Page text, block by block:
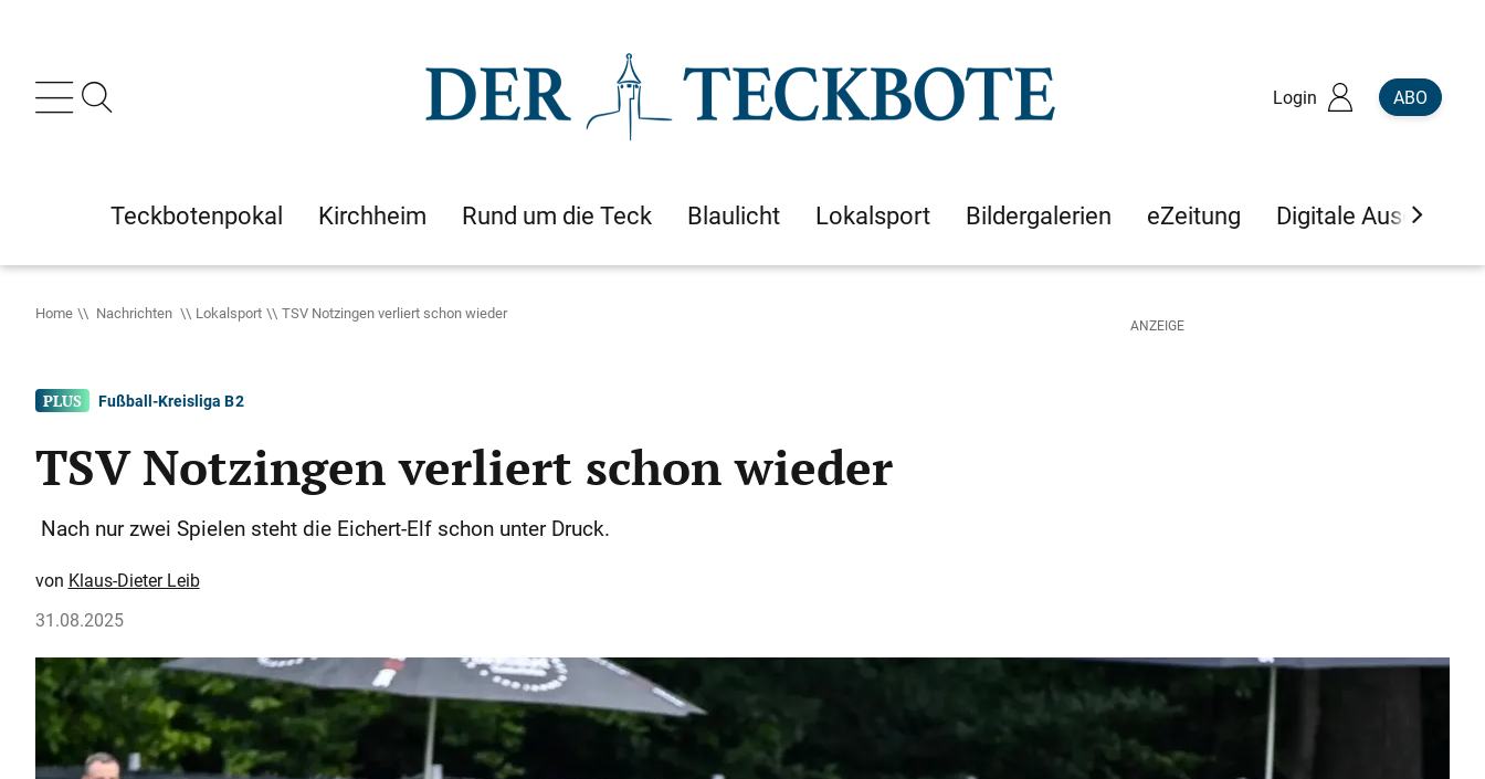
Login ABO
Teckbotenpokal Kirchheim Rund um die Teck Blaulicht Lokalsport Bildergalerien eZeitung Digitale Ausgaben
Home Nachrichten Lokalsport TSV Notzingen verliert schon wieder
Fußball-Kreisliga B 2
TSV Notzingen verliert schon wieder
Nach nur zwei Spielen steht die Eichert-Elf schon unter Druck.
Klaus-Dieter Leib
31.08.2025